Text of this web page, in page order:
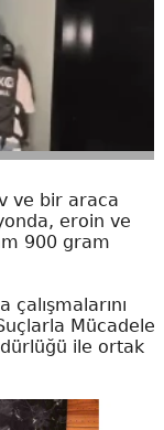
ve bir araca
eroin ve
900 gram
Mücadele
ile ortak